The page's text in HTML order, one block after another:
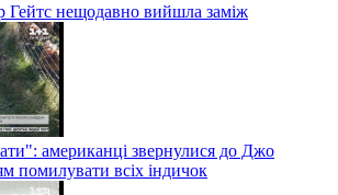
Гейтс нещодавно вийшла заміж
американці звернулися до Джо
помилувати всіх індичок